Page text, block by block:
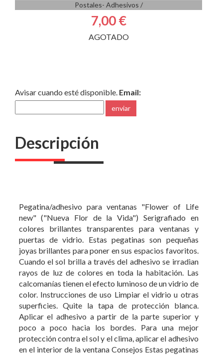
Postales- Adhesivos /
7,00 €
AGOTADO
Avisar cuando esté disponible. Email:
enviar
Descripción
Pegatina/adhesivo para ventanas "Flower of Life
new" ("Nueva Flor de la Vida") Serigrafiado en
colores brillantes transparentes para ventanas y
puertas de vidrio. Estas pegatinas son pequeñas
joyas brillantes para poner en sus espacios favoritos.
Cuando el sol brilla a través del adhesivo se irradian
rayos de luz de colores en toda la habitación. Las
calcomanías tienen el efecto luminoso de un vidrio de
color. Instrucciones de uso Limpiar el vidrio u otras
superficies. Quite la tapa de protección blanca.
Aplicar el adhesivo a partir de la parte superior y
poco a poco hacia los bordes. Para una mejor
protección contra el sol y el clima, aplicar el adhesivo
en el interior de la ventana Consejos Estas pegatinas